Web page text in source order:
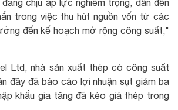
chịu áp lực nghiêm trọng, dẫn đến
trong việc thu hút nguồn vốn từ các
đến kế hoạch mở rộng công suất,"
Ltd, nhà sản xuất thép có công suất
đây đã báo cáo lợi nhuận sụt giảm ba
khẩu gia tăng đã kéo giá thép trong